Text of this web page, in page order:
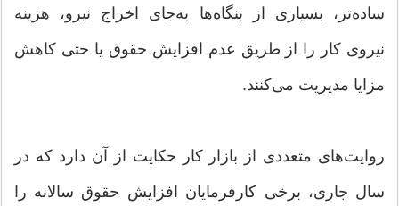
ساده‌تر، بسیاری از بنگاه‌ها به‌جای اخراج نیرو، هزینه
نیروی کار را از طریق عدم افزایش حقوق یا حتی کاهش
مزایا مدیریت می‌کنند.
روایت‌های متعددی از بازار کار حکایت از آن دارد که در
سال جاری، برخی کارفرمایان افزایش حقوق سالانه را